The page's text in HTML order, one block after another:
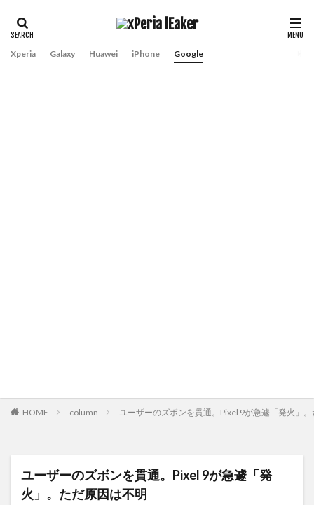
Xperia Galaxy Huawei iPhone Google
HOME column ユーザーのズボンを貫通。Pixel 9が急遽「発火」
ユーザーのズボンを貫通。Pixel 9が急遽「発
火」。ただ原因は不明